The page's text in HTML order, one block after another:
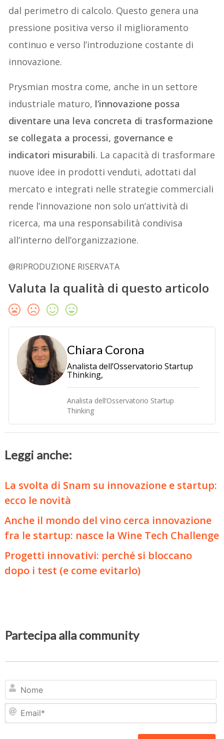
dal perimetro di calcolo. Questo genera una
pressione positiva verso il miglioramento
continuo e verso l’introduzione costante di
innovazione.
Prysmian mostra come, anche in un settore
industriale maturo, l’innovazione possa
diventare una leva concreta di trasformazione
se collegata a processi, governance e
indicatori misurabili. La capacità di trasformare
nuove idee in prodotti venduti, adottati dal
mercato e integrati nelle strategie commerciali
rende l’innovazione non solo un’attività di
ricerca, ma una responsabilità condivisa
all’interno dell’organizzazione.
@RIPRODUZIONE RISERVATA
Valuta la qualità di questo articolo
Chiara Corona
Analista dell’Osservatorio Startup
Thinking,
Analista dell’Osservatorio Startup
Thinking
Leggi anche:
La svolta di Snam su innovazione e startup:
ecco le novità
Anche il mondo del vino cerca innovazione
fra le startup: nasce la Wine Tech Challenge
Progetti innovativi: perché si bloccano
dopo i test (e come evitarlo)
Partecipa alla community